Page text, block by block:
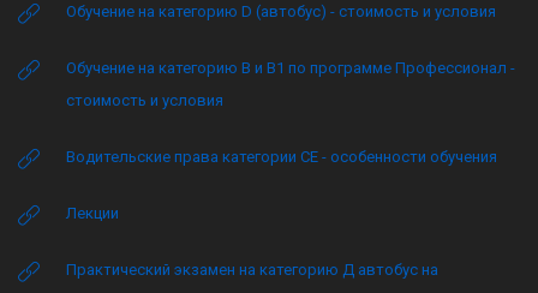
Обучение на категорию D (автобус) - стоимость и условия
Обучение на категорию B и B1 по программе Профессионал -
стоимость и условия
Водительские права категории CE - особенности обучения
Лекции
Практический экзамен на категорию Д автобус на